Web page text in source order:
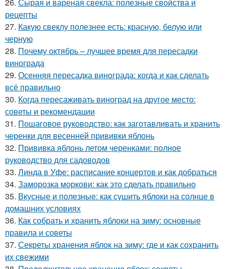
рецепты
27. Какую свеклу полезнее есть: красную, белую или
черную
28. Почему октябрь – лучшее время для пересадки
винограда
29. Осенняя пересадка винограда: когда и как сделать
всё правильно
30. Когда пересаживать виноград на другое место:
советы и рекомендации
31. Пошаговое руководство: как заготавливать и хранить
черенки для весенней прививки яблонь
32. Прививка яблонь летом черенками: полное
руководство для садоводов
33. Линда в Уфе: расписание концертов и как добраться
34. Заморозка моркови: как это сделать правильно
35. Вкусные и полезные: как сушить яблоки на солнце в
домашних условиях
36. Как собрать и хранить яблоки на зиму: основные
правила и советы
37. Секреты хранения яблок на зиму: где и как сохранить
их свежими